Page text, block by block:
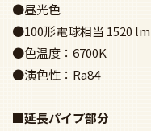
●昼光色
●100形電球相当 1520 lm
●色温度：6700K
●演色性：Ra84
■延長パイプ部分